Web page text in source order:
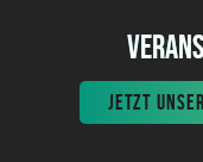
JETZT